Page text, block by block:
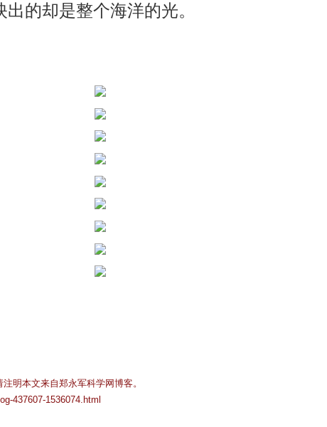
的却是整个海洋的光。
明本文来自郑永军科学网博客。
437607-1536074.html